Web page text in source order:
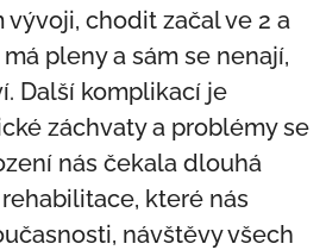
chodit začal ve 2 a
pleny a sám se nenají,
Další komplikací je
záchvaty a problémy se
nás čekala dlouhá
které nás
návštěvy všech